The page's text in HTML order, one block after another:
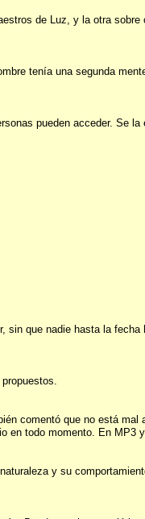
de Luz, y la otra
tenía una segunda
pueden acceder. Se
que nadie hasta la
comentó que no está
en todo momento. En MP3
y su